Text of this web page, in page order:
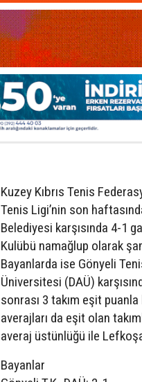
Kuzey Kıbrıs Tenis
Tenis Ligi’nin son
Belediyesi karşısında 4-1
Kulübü namağlup olarak
Bayanlarda ise Gönyeli
Üniversitesi (DAÜ)
sonrası 3 takım eşit
averajları da eşit olan
averaj üstünlüğü ile
Bayanlar